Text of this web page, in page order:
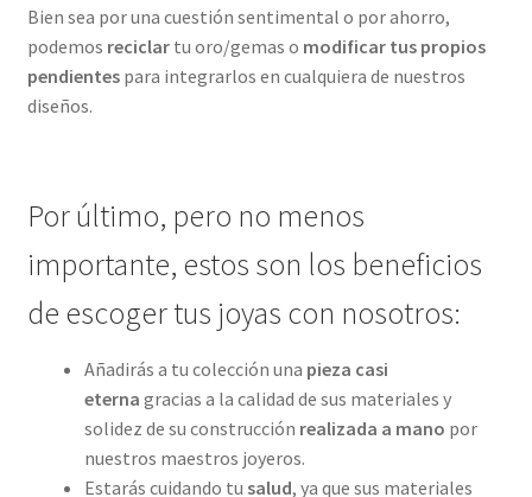
Bien sea por una cuestión sentimental o por ahorro,
podemos reciclartu oro/gemas o modificar tus propios
pendientespara integrarlos en cualquiera de nuestros
diseños.
Por último, pero no menos
importante, estos son los beneficios
de escoger tus joyas con nosotros:
Añadirás a tu colección una pieza casi
eterna gracias a la calidad de sus materiales y
solidez de su construcción realizada a mano por
nuestros maestros joyeros.
Estarás cuidando tu salud, ya que sus materiales